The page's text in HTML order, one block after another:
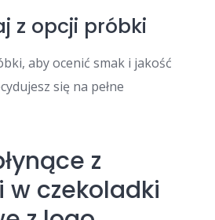
z opcji próbki
aby ocenić smak i jakość
się na pełne
z
w czekoladki